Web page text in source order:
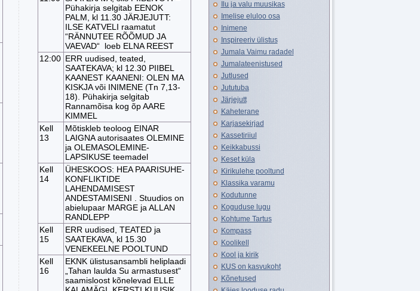
Pühakirja selgitab EENOK
PALM, kl 11.30 JÄRJEJUTT:
ILSE KATVELI raamatut
“RÄNNUTEE RÕÕMUD JA
VAEVAD“ loeb ELNA REEST
12:00 ERR uudised, teated,
SAATEKAVA; kl 12.30 PIIBEL
KAANEST KAANENI: OLEN MA
KISKJA või INIMENE (Tn 7,13-
18). Pühakirja selgitab
Rannamõisa kog õp AARE
KIMMEL
Kell
13
Mõtiskleb teoloog EINAR
LAIGNA autorisaates OLEMINE
ja OLEMASOLEMINE-
LAPSIKUSE teemadel
Kell
14
ÜHESKOOS: HEA PAARISUHE-
KONFLIKTIDE
LAHENDAMISEST
ANDESTAMISENI . Stuudios on
abielupaar MARGE ja ALLAN
RANDLEPP
Kell
15
ERR uudised, TEATED ja
SAATEKAVA, kl 15.30
VENEKEELNE POOLTUND
Kell
16
EKNK ülistusansambli heliplaadi
„Tahan laulda Su armastusest“
saamisloost kõnelevad ELLE
Ilu ja valu muusikas
Imelise eluloo osa
Inimene
Inspireeriv ülistus
Jumala Vaimu radadel
Jumalateenistused
Jutlused
Jututuba
Järjejutt
Kaheterane
Karjasekirjad
Kassetiriiul
Keikkabussi
Keset küla
Kirikulehe pooltund
Klassika varamu
Kodutunne
Koguduse lugu
Kohtume Tartus
Kompass
Koolikell
Kool ja kirik
KUS on kasvukoht
Kõnetused